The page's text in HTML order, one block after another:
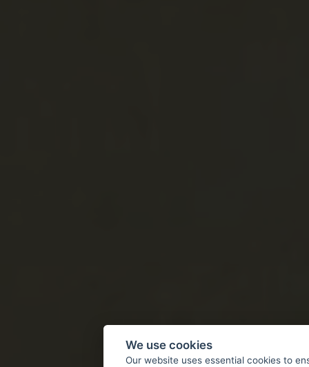
We use cookies
Our website uses essential cookies to